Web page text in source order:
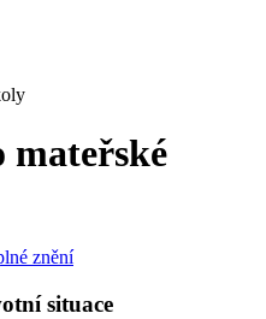
mateřské
znění
situace